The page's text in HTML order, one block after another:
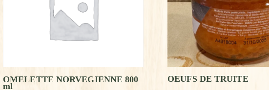
OMELETTE NORVEGIENNE 800
ml
OEUFS DE TRUITE